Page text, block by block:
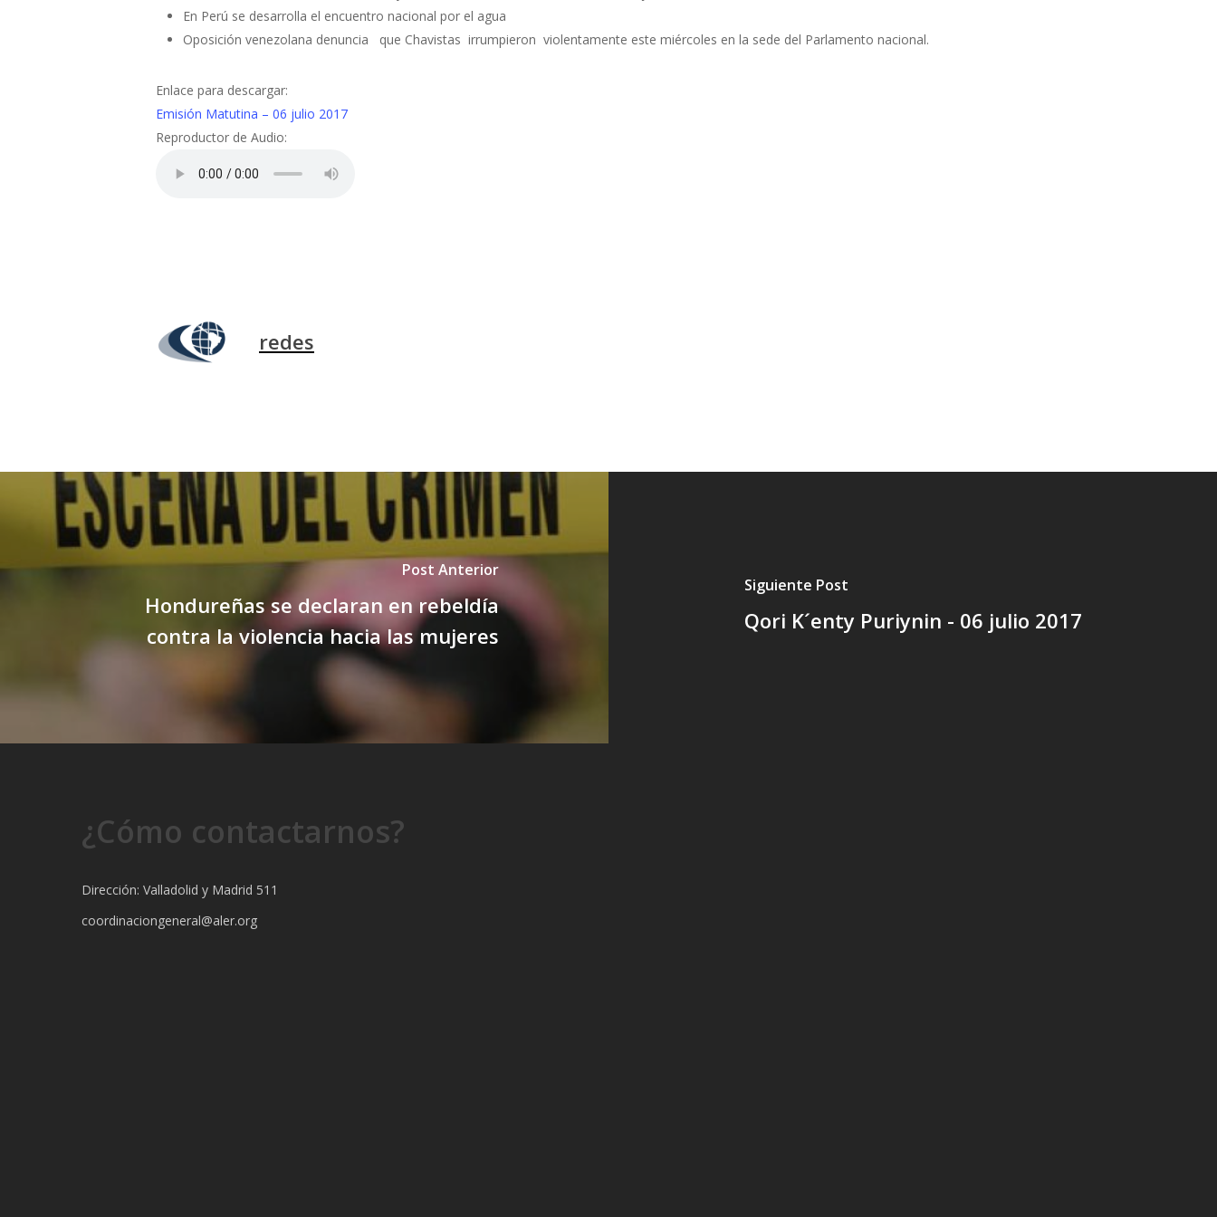
En Perú se desarrolla el encuentro nacional por el agua
Oposición venezolana denuncia que Chavistas irrumpieron violentamente este miércoles en la sede del Parlamento nacional.
Enlace para descargar:
Emisión Matutina – 06 julio 2017
Reproductor de Audio:
redes
Post Anterior
Hondureñas se declaran en rebeldía
contra la violencia hacia las mujeres
Siguiente Post
Qori K´enty Puriynin - 06 julio 2017
¿Cómo contactarnos?
Dirección: Valladolid y Madrid 511
coordinaciongeneral@aler.org